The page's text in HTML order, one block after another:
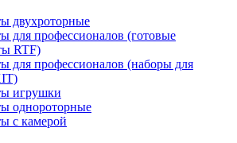
двухроторные
для профессионалов (готовые
RTF)
для профессионалов (наборы для
игрушки
однороторные
с камерой